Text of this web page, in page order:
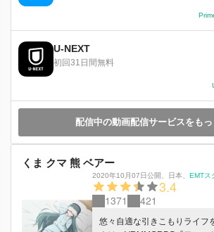
U-NEXT
初回31日間無料
配信中の動画配信サービスをも
くま クマ 熊 ベアー
2020年10月07日公開、 日本、 EMTス
3.4
1371 421
悠々自適な引きこもりライフ